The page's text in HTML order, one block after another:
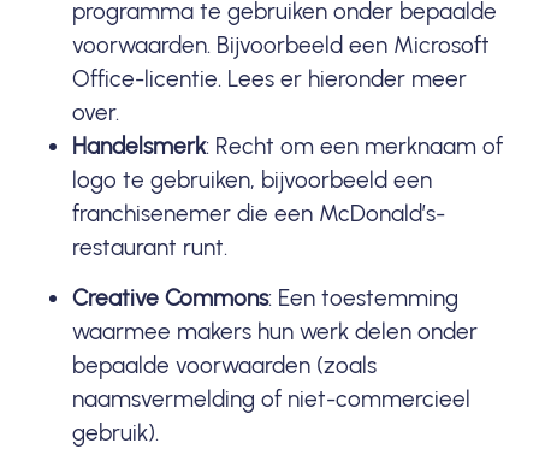
programma te gebruiken onder bepaalde
voorwaarden. Bijvoorbeeld een Microsoft
Office-licentie. Lees er hieronder meer
over.
Handelsmerk: Recht om een merknaam of
logo te gebruiken, bijvoorbeeld een
franchisenemer die een McDonald’s-
restaurant runt.
Creative Commons: Een toestemming
waarmee makers hun werk delen onder
bepaalde voorwaarden (zoals
naamsvermelding of niet-commercieel
gebruik).